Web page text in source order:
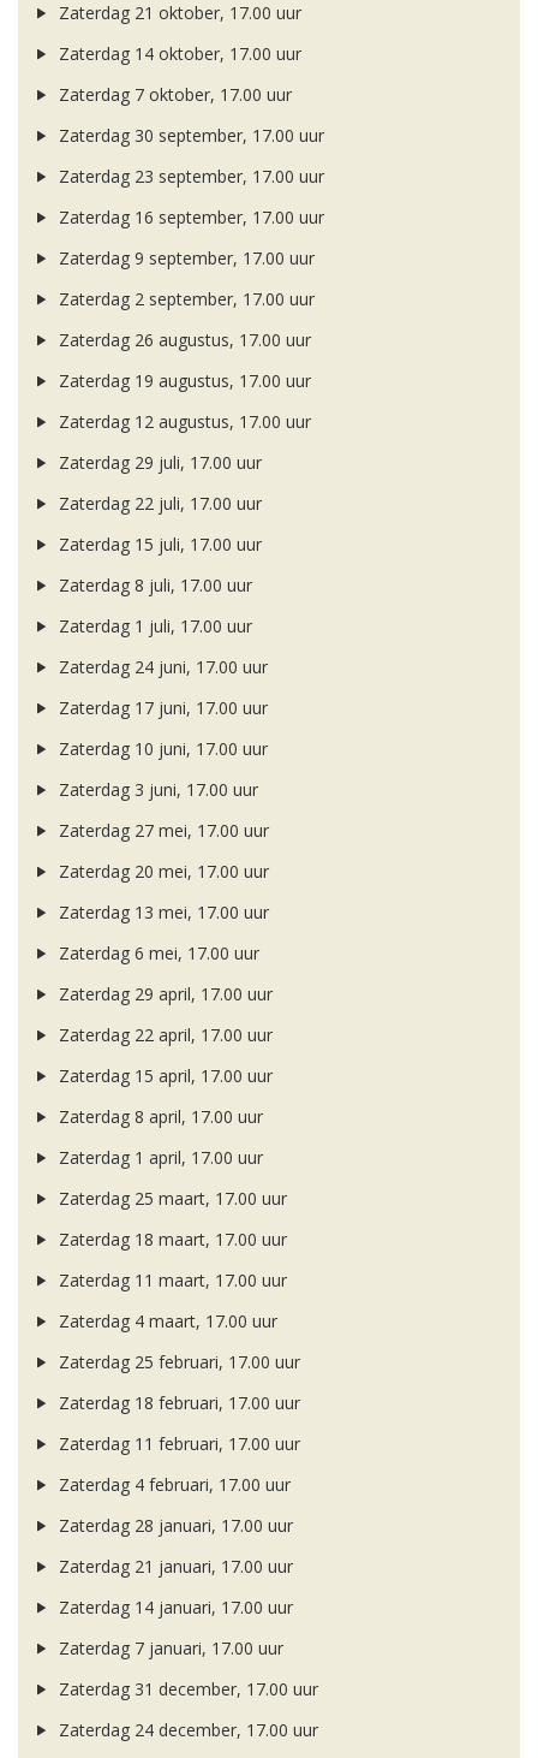
Zaterdag 21 oktober, 17.00 uur
Zaterdag 14 oktober, 17.00 uur
Zaterdag 7 oktober, 17.00 uur
Zaterdag 30 september, 17.00 uur
Zaterdag 23 september, 17.00 uur
Zaterdag 16 september, 17.00 uur
Zaterdag 9 september, 17.00 uur
Zaterdag 2 september, 17.00 uur
Zaterdag 26 augustus, 17.00 uur
Zaterdag 19 augustus, 17.00 uur
Zaterdag 12 augustus, 17.00 uur
Zaterdag 29 juli, 17.00 uur
Zaterdag 22 juli, 17.00 uur
Zaterdag 15 juli, 17.00 uur
Zaterdag 8 juli, 17.00 uur
Zaterdag 1 juli, 17.00 uur
Zaterdag 24 juni, 17.00 uur
Zaterdag 17 juni, 17.00 uur
Zaterdag 10 juni, 17.00 uur
Zaterdag 3 juni, 17.00 uur
Zaterdag 27 mei, 17.00 uur
Zaterdag 20 mei, 17.00 uur
Zaterdag 13 mei, 17.00 uur
Zaterdag 6 mei, 17.00 uur
Zaterdag 29 april, 17.00 uur
Zaterdag 22 april, 17.00 uur
Zaterdag 15 april, 17.00 uur
Zaterdag 8 april, 17.00 uur
Zaterdag 1 april, 17.00 uur
Zaterdag 25 maart, 17.00 uur
Zaterdag 18 maart, 17.00 uur
Zaterdag 11 maart, 17.00 uur
Zaterdag 4 maart, 17.00 uur
Zaterdag 25 februari, 17.00 uur
Zaterdag 18 februari, 17.00 uur
Zaterdag 11 februari, 17.00 uur
Zaterdag 4 februari, 17.00 uur
Zaterdag 28 januari, 17.00 uur
Zaterdag 21 januari, 17.00 uur
Zaterdag 14 januari, 17.00 uur
Zaterdag 7 januari, 17.00 uur
Zaterdag 31 december, 17.00 uur
Zaterdag 24 december, 17.00 uur